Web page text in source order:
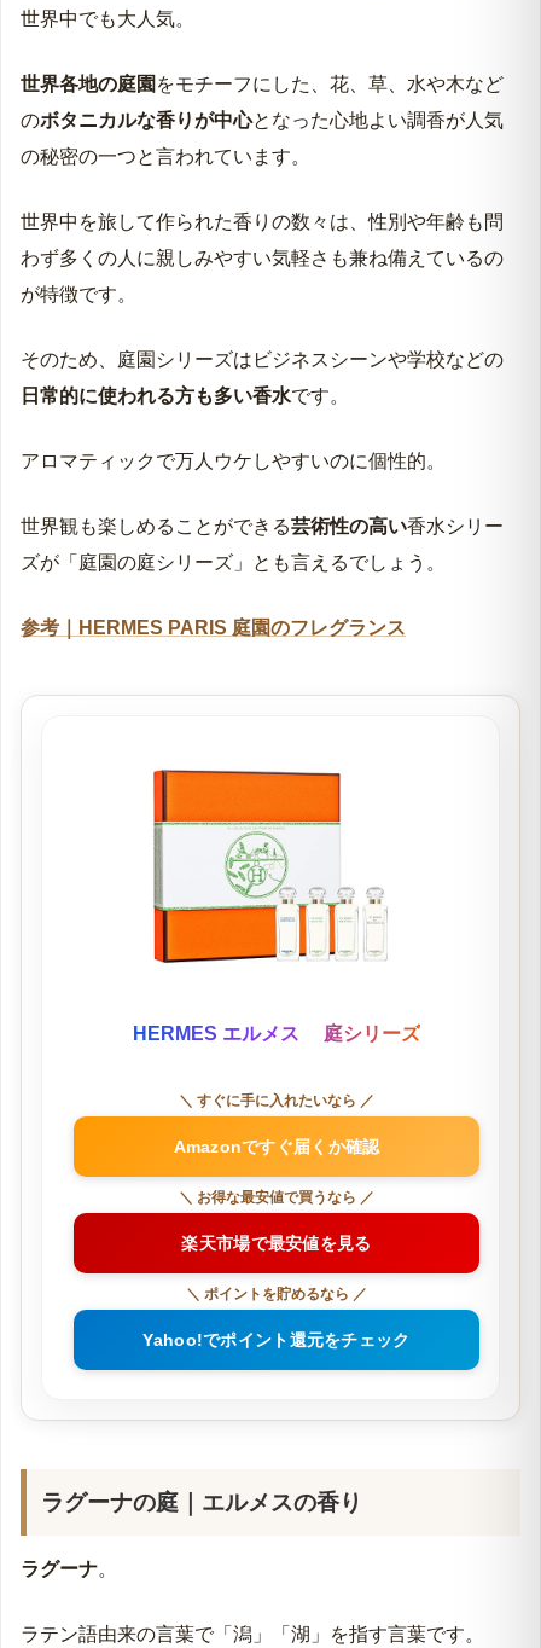
世界中でも大人気。
世界各地の庭園 をモチーフにした、花、草、水や木など
のボタニカルな香りが中心となった心地よい調香が人気
の秘密の一つと言われています。
世界中を旅して作られた香りの数々は、性別や年齢も問
わず多くの人に親しみやすい気軽さも兼ね備えているの
が特徴です。
そのため、庭園シリーズはビジネスシーンや学校などの
日常的に使われる方も多い香水です。
アロマティックで万人ウケしやすいのに個性的。
世界観も楽しめることができる芸術性の高い香水シリー
ズが「庭園の庭シリーズ」とも言えるでしょう。
参考｜HERMES PARIS 庭園のフレグランス
HERMES エルメス 庭シリーズ
＼ すぐに手に入れたいなら ／
Amazonですぐ届くか確認
＼ お得な最安値で買うなら ／
楽天市場で最安値を見る
＼ ポイントを貯めるなら ／
Yahoo!でポイント還元をチェック
ラグーナの庭｜エルメスの香り
ラグーナ。
ラテン語由来の言葉で「潟」「湖」を指す言葉です。